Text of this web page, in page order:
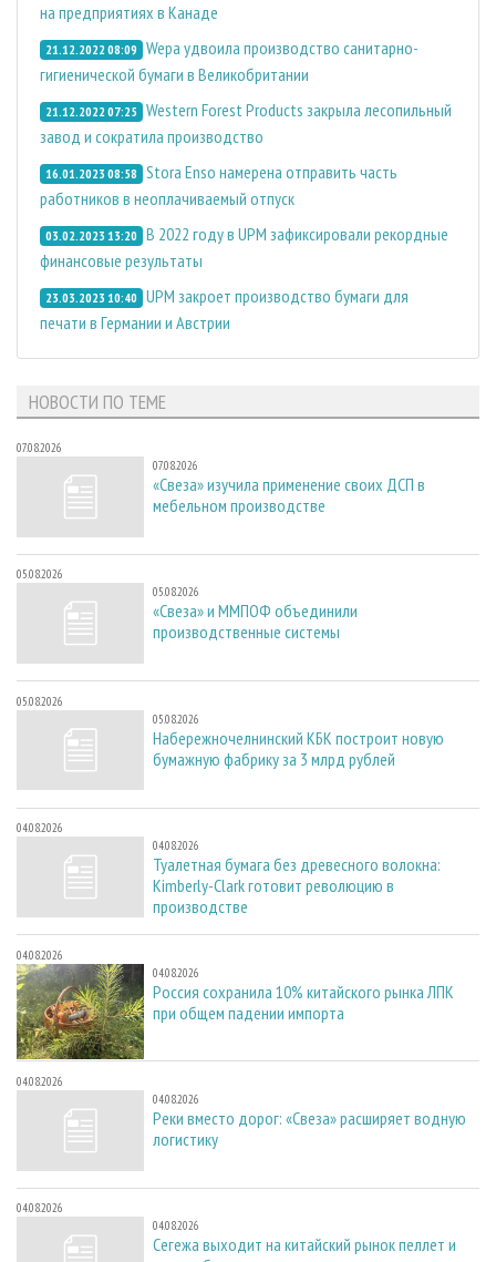
на предприятиях в Канаде
21.12.2022 08:09 Wepa удвоила производство санитарно-
гигиенической бумаги в Великобритании
21.12.2022 07:25 Western Forest Products закрыла лесопильный
завод и сократила производство
16.01.2023 08:58 Stora Enso намерена отправить часть
работников в неоплачиваемый отпуск
03.02.2023 13:20 В 2022 году в UPM зафиксировали рекордные
финансовые результаты
23.03.2023 10:40 UPM закроет производство бумаги для
печати в Германии и Австрии
НОВОСТИ ПО ТЕМЕ
07.08.2026
07.08.2026
«Свеза» изучила применение своих ДСП в
мебельном производстве
05.08.2026
05.08.2026
«Свеза» и ММПОФ объединили
производственные системы
05.08.2026
05.08.2026
Набережночелнинский КБК построит новую
бумажную фабрику за 3 млрд рублей
04.08.2026
04.08.2026
Туалетная бумага без древесного волокна:
Kimberly-Clark готовит революцию в
производстве
04.08.2026
04.08.2026
Россия сохранила 10% китайского рынка ЛПК
при общем падении импорта
04.08.2026
04.08.2026
Реки вместо дорог: «Свеза» расширяет водную
логистику
04.08.2026
04.08.2026
Сегежа выходит на китайский рынок пеллет и